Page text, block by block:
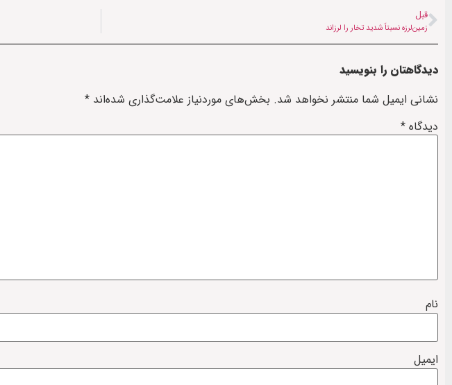
قبل
زمین‌لرزه‌ نسبتاً شدید تخار را لرزاند
دیدگاهتان را بنویسید
نشانی ایمیل شما منتشر نخواهد شد. بخش‌های موردنیاز علامت‌گذاری شده‌اند *
دیدگاه *
نام
ایمیل